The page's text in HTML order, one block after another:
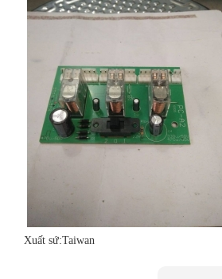
Giá bán: CALL:
Trạng thái: Bord mạch chính máy
Bord mạch chính máy
Xuất sứ:Taiwan